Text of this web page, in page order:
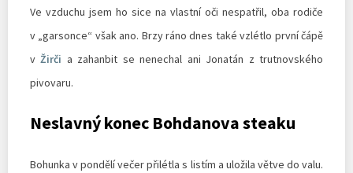
Ve vzduchu jsem ho sice na vlastní oči nespatřil, oba rodiče
v „garsonce“ však ano. Brzy ráno dnes také vzlétlo první čápě
vŽirči a zahanbit se nenechal ani Jonatán z trutnovského
pivovaru.
Neslavný konec Bohdanova steaku
Bohunka v pondělí večer přilétla s listím a uložila větve do valu.